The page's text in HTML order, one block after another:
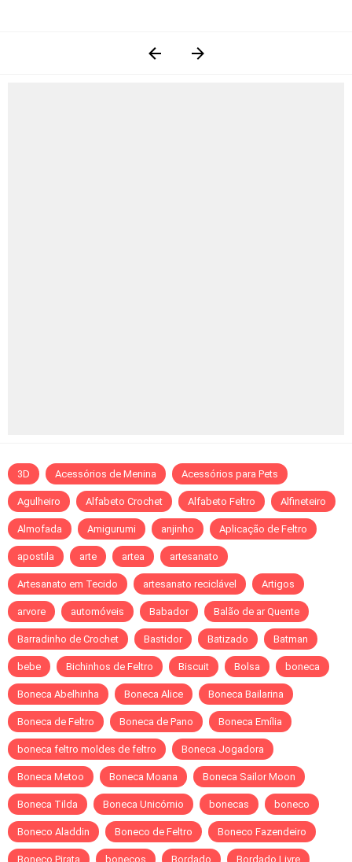
3D Acessórios de Menina Acessórios para Pets
Agulheiro Alfabeto Crochet Alfabeto Feltro Alfineteiro
Almofada Amigurumi anjinho Aplicação de Feltro
apostila arte artea artesanato
Artesanato em Tecido artesanato reciclável Artigos
arvore automóveis Babador Balão de ar Quente
Barradinho de Crochet Bastidor Batizado Batman
bebe Bichinhos de Feltro Biscuit Bolsa boneca
Boneca Abelhinha Boneca Alice Boneca Bailarina
Boneca de Feltro Boneca de Pano Boneca Emília
boneca feltro moldes de feltro Boneca Jogadora
Boneca Metoo Boneca Moana Boneca Sailor Moon
Boneca Tilda Boneca Unicórnio bonecas boneco
Boneco Aladdin Boneco de Feltro Boneco Fazendeiro
Boneco Pirata bonecos Bordado Bordado Livre